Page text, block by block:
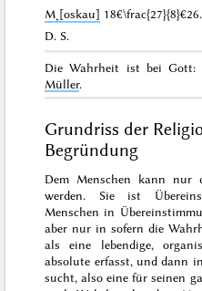
M˖[oskau] 18€\frac{27}{8}€26.
D. S.
Die Wahrheit ist bei Gott:
Müller.
Grundriss der
Begründung
Dem Menschen kann nur
werden. Sie ist
Menschen in
aber nur in sofern die
als eine lebendige,
absolute erfasst, und dann
sucht, also eine für seinen